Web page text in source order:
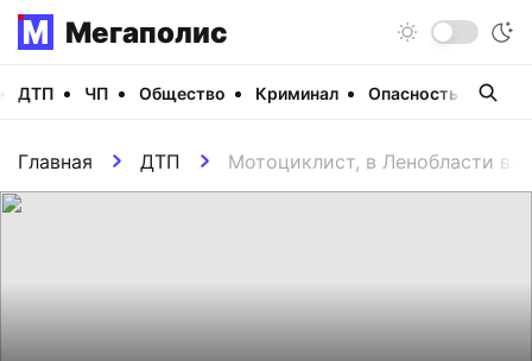
Мегаполис
ДТП ЧП Общество Криминал Опасность
Главная ДТП Мотоциклист, в Ленобласти